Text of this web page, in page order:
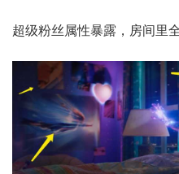
超级粉丝属性暴露，房间里